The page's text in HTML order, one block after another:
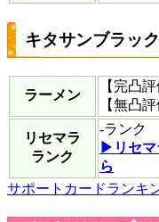
キタサンブラッ
ラーメン
【完凸評
【無凸評
リセマラ
ランク
-ランク
▶︎リセマ
ら
サポートカードランキ